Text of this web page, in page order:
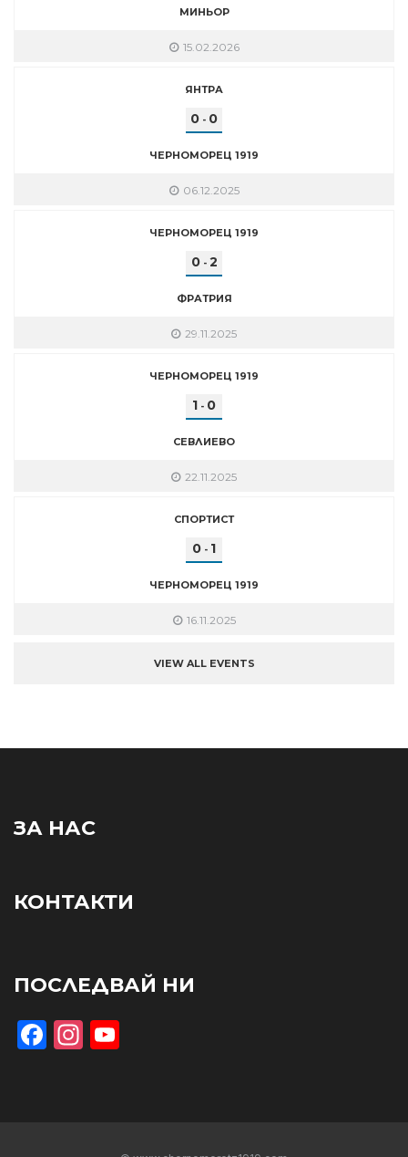
МИНЬОР
15.02.2026
ЯНТРА
0 - 0
ЧЕРНОМОРЕЦ 1919
06.12.2025
ЧЕРНОМОРЕЦ 1919
0- 2
ФРАТРИЯ
29.11.2025
ЧЕРНОМОРЕЦ 1919
1 - 0
СЕВЛИЕВО
22.11.2025
СПОРТИСТ
0 - 1
ЧЕРНОМОРЕЦ 1919
16.11.2025
VIEW ALL EVENTS
ЗА НАС
КОНТАКТИ
ПОСЛЕДВАЙ НИ
Facebook
Instagram